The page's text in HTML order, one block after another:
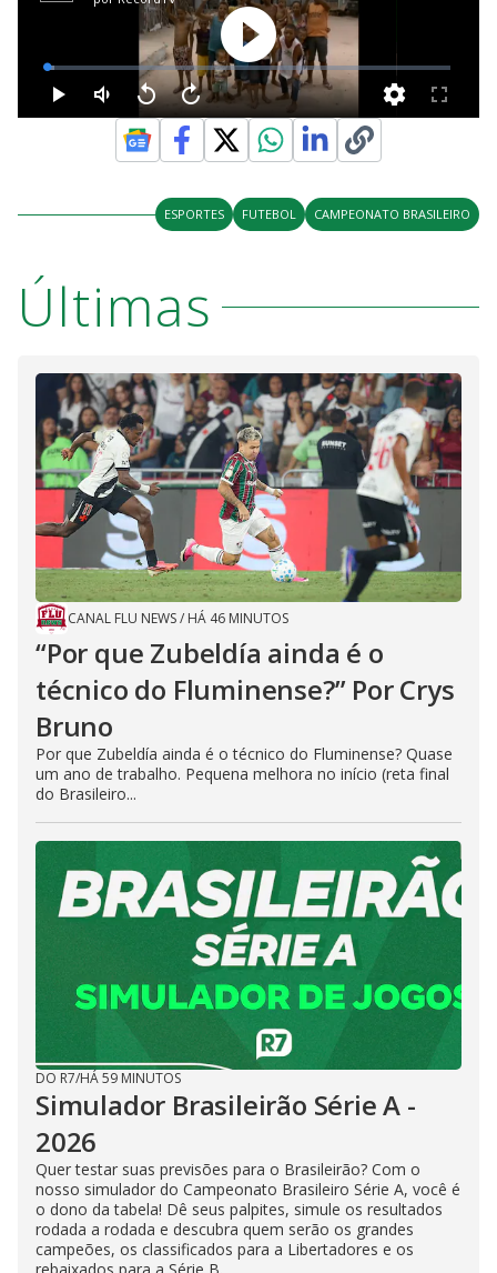
ESPORTES FUTEBOL CAMPEONATO BRASILEIRO
Últimas
CANAL FLU NEWS/ HÁ 46 MINUTOS
“Por que Zubeldía ainda é o
técnico do Fluminense?” Por Crys
Bruno
Por que Zubeldía ainda é o técnico do Fluminense? Quase
um ano de trabalho. Pequena melhora no início (reta final
do Brasileiro...
DO R7/HÁ 59 MINUTOS
Simulador Brasileirão Série A -
2026
Quer testar suas previsões para o Brasileirão? Com o
nosso simulador do Campeonato Brasileiro Série A, você é
o dono da tabela! Dê seus palpites, simule os resultados
rodada a rodada e descubra quem serão os grandes
campeões, os classificados para a Libertadores e os